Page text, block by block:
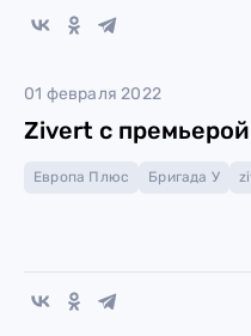
01 февраля 2022
Zivert с премьерой
Европа Плюс Бригада У